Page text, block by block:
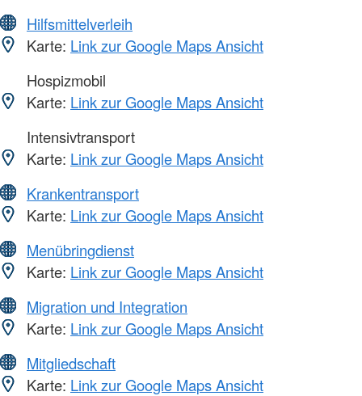
Hilfsmittelverleih
Karte: Link zur Google Maps Ansicht
Hospizmobil
Karte: Link zur Google Maps Ansicht
Intensivtransport
Karte: Link zur Google Maps Ansicht
Krankentransport
Karte: Link zur Google Maps Ansicht
Menübringdienst
Karte: Link zur Google Maps Ansicht
Migration und Integration
Karte: Link zur Google Maps Ansicht
Mitgliedschaft
Karte: Link zur Google Maps Ansicht